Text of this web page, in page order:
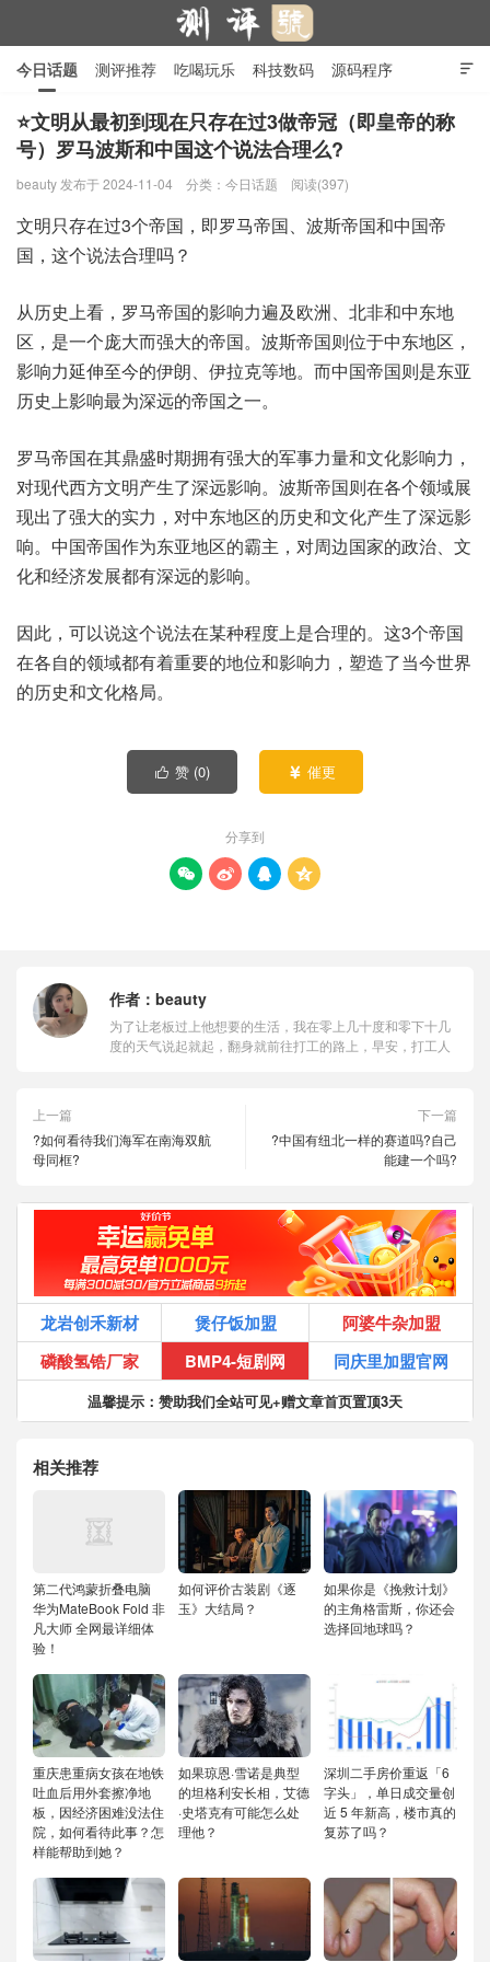
测评号

今日话题 测评推荐 吃喝玩乐 科技数码 源码程序
行业产品 在线投稿 隐私政策
⭐文明从最初到现在只存在过3做帝冠（即皇帝的称
号）罗马波斯和中国这个说法合理么?
beauty 发布于 2024-11-04 分类： 今日话题 阅读(397)
文明只存在过3个帝国，即罗马帝国、波斯帝国和中国帝
国，这个说法合理吗？
从历史上看，罗马帝国的影响力遍及欧洲、北非和中东地
区，是一个庞大而强大的帝国。波斯帝国则位于中东地区，
影响力延伸至今的伊朗、伊拉克等地。而中国帝国则是东亚
历史上影响最为深远的帝国之一。
罗马帝国在其鼎盛时期拥有强大的军事力量和文化影响力，
对现代西方文明产生了深远影响。波斯帝国则在各个领域展
现出了强大的实力，对中东地区的历史和文化产生了深远影
响。中国帝国作为东亚地区的霸主，对周边国家的政治、文
化和经济发展都有深远的影响。
因此，可以说这个说法在某种程度上是合理的。这3个帝国
在各自的领域都有着重要的地位和影响力，塑造了当今世界
的历史和文化格局。
 赞 (0)  催更
分享到
   
作者： beauty
为了让老板过上他想要的生活，我在零上几十度和零下十几
度的天气说起就起，翻身就前往打工的路上，早安，打工人
上一篇
?如何看待我们海军在南海双航
母同框?
下一篇
?中国有纽北一样的赛道吗?自己
能建一个吗?
龙岩创禾新材 煲仔饭加盟
阿婆牛杂加盟
磷酸氢锆厂家
BMP4-短剧网 同庆里加盟官网
温馨提示：赞助我们全站可见+赠文章首页置顶3天
相关推荐
第二代鸿蒙折叠电脑
华为MateBook Fold 非
凡大师 全网最详细体
验！
如何评价古装剧《逐
玉》大结局？
如果你是《挽救计划》
的主角格雷斯，你还会
选择回地球吗？
重庆患重病女孩在地铁
吐血后用外套擦净地
板，因经济困难没法住
院，如何看待此事？怎
样能帮助到她？
如果琼恩·雪诺是典型
的坦格利安长相，艾德
·史塔克有可能怎么处
理他？
深圳二手房价重返「6
字头」，单日成交量创
近 5 年新高，楼市真的
复苏了吗？